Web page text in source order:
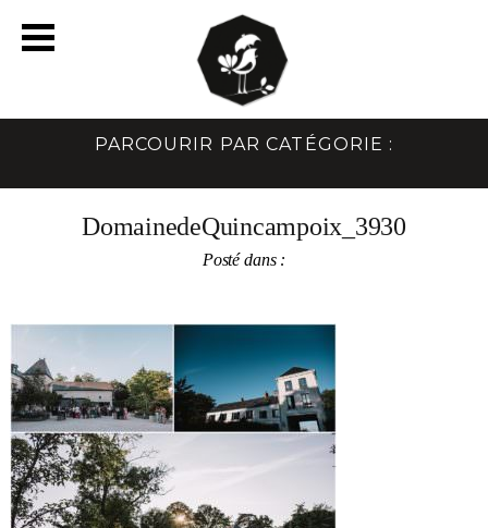
PARCOURIR PAR CATÉGORIE :
DomainedeQuincampoix_3930
Posté dans :